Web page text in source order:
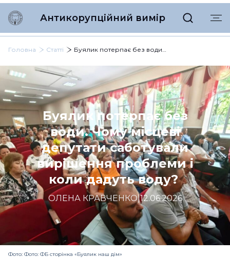
Антикорупційний вимір
Головна Статті Буялик потерпає без води. Чому місцеві депутати саботували вирішення проблеми і коли дадуть воду?
Буялик потерпає без
води. Чому місцеві
депутати саботували
вирішення проблеми і
коли дадуть воду?
ОЛЕНА КРАВЧЕНКО|12.06.2026
Фото: Фото: ФБ сторінка «Буялик наш дім»